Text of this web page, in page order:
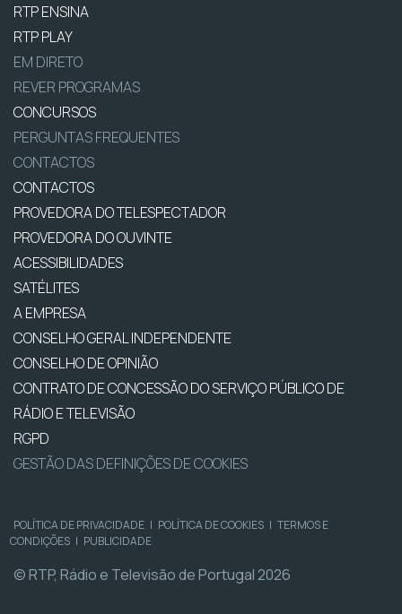
RTP ENSINA
RTP PLAY
EM DIRETO
REVER PROGRAMAS
CONCURSOS
PERGUNTAS FREQUENTES
CONTACTOS
CONTACTOS
PROVEDORA DO TELESPECTADOR
PROVEDORA DO OUVINTE
ACESSIBILIDADES
SATÉLITES
A EMPRESA
CONSELHO GERAL INDEPENDENTE
CONSELHO DE OPINIÃO
CONTRATO DE CONCESSÃO DO SERVIÇO PÚBLICO DE
RÁDIO E TELEVISÃO
RGPD
GESTÃO DAS DEFINIÇÕES DE COOKIES
POLÍTICA DE PRIVACIDADE | POLÍTICA DE COOKIES | TERMOS E
CONDIÇÕES | PUBLICIDADE
© RTP, Rádio e Televisão de Portugal 2026